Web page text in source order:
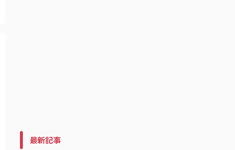
最新記事